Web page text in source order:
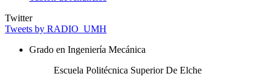
Twitter
Tweets by RADIO_UMH
Grado en Ingeniería Mecánica
Escuela Politécnica Superior De Elche